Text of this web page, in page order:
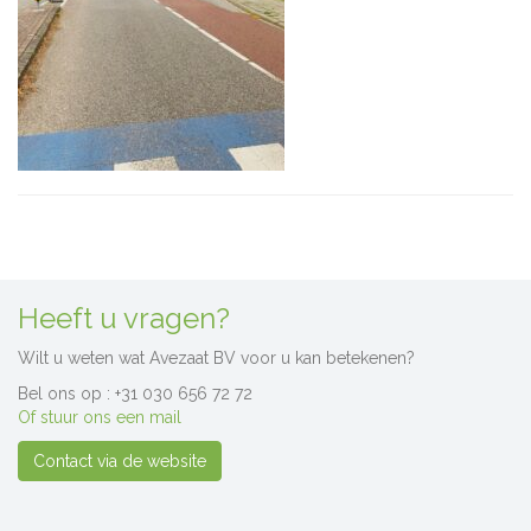
Heeft u vragen?
Wilt u weten wat Avezaat BV voor u kan betekenen?
Bel ons op : +31 030 656 72 72
Of stuur ons een mail
Contact via de website